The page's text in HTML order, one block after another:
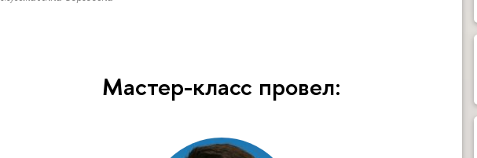
Мастер-класс провел: